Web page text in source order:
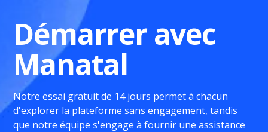
Démarrer avec
Manatal
Notre essai gratuit de 14 jours permet à chacun
d'explorer la plateforme sans engagement, tandis
que notre équipe s'engage à fournir une assistance